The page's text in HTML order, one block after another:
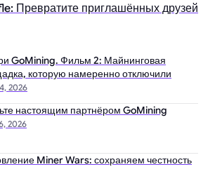
Превратите приглашённых друзей
2026
GoMining. Фильм 2: Майнинговая
которую намеренно отключили
2026
настоящим партнёром GoMining
Miner Wars: сохраняем честность